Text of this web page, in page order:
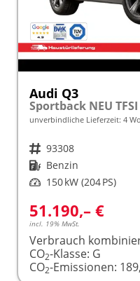
Audi Q3
unverbindliche Lieferzeit: 4
Fahrzeugnr. 93308
Kraftstoff Benzin
Leistung 150 kW (204 PS)
51.190,– €
incl. 19% MwSt.
Verbrauch
CO2-Klasse: G
CO2-Emissionen: